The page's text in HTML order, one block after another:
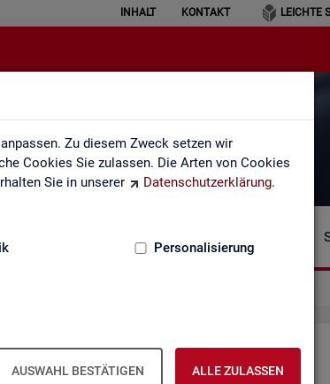
Zu diesem Zweck setzen wir
Cookies Sie zulassen. Die Arten von Cookies
Sie in unserer
Datenschutzerklärung.
Personalisierung
AUSWAHL BESTÄTIGEN ALLE ZULASSEN
INHALT KONTAKT LEICHTE